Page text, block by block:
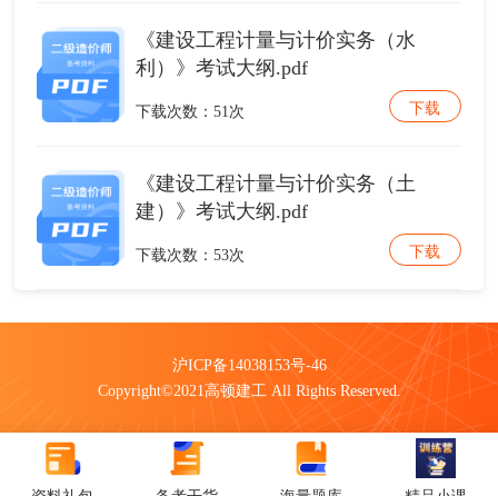
《建设工程计量与计价实务（水
利）》考试大纲.pdf
下载次数：51次 下载
《建设工程计量与计价实务（土
建）》考试大纲.pdf
下载次数：53次 下载
沪ICP备14038153号-46
Copyright©2021高顿建工 All Rights Reserved.